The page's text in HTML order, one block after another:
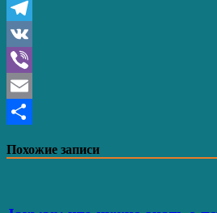
Reddit
Telegram
VK
Viber
Email
Похожие записи